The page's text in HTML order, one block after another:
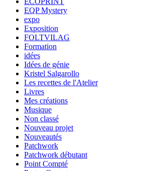
EQP Mystery
expo
Exposition
FOLTVILAG
Formation
idées
Idées de génie
Kristel Salgarollo
Les recettes de l'Atelier
Livres
Mes créations
Musique
Non classé
Nouveau projet
Nouveautés
Patchwork
Patchwork débutant
Point Compté